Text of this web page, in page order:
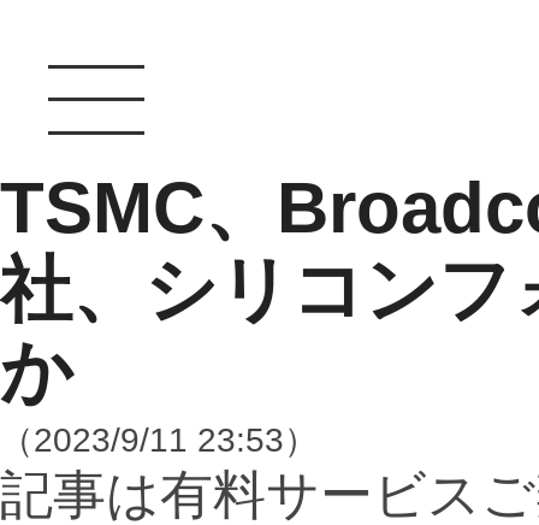
TSMC、
社、シリコンフ
か
（2023/9/11 23:53）
記事は有料サービス